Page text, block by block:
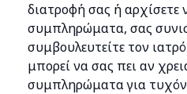
διατροφή σας ή αρχίσετε
συμπληρώματα, σας
συμβουλευτείτε τον
μπορεί να σας πει αν
συμπληρώματα για τυχόν